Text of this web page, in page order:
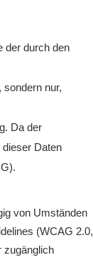
der durch den
sondern nur,
Da der
Daten
von Umständen
(WCAG 2.0,
zugänglich